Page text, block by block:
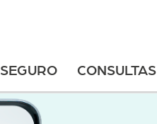
SEGURO CONSULTAS